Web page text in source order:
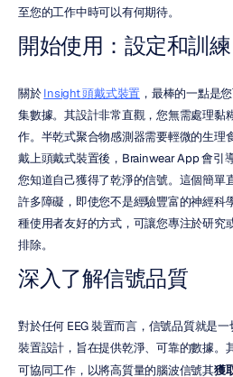
至您的工作中時可以有何期待。
開始使用：設定和訓練
關於 Insight 頭戴式裝置 ，最棒的一點是
集數據。其設計非常直觀，您無需處理黏
作。半乾式聚合物感測器需要輕微的生理
戴上頭戴式裝置後，Brainwear App 會引
您知道自己獲得了乾淨的信號。這個簡單
許多障礙，即使您不是經驗豐富的神經科
種使用者友好的方式，可讓您專注於研究
排除。
深入了解信號品質
對於任何 EEG 裝置而言，信號品質就是
裝置設計，旨在提供乾淨、可靠的數據。
可協同工作，以將高質量的腦波信號其獲